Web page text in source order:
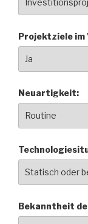
Projektziele
Neuartigkeit:
Bekanntheit